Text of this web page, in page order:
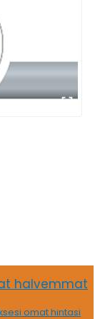
halvemmat
omat hintasi